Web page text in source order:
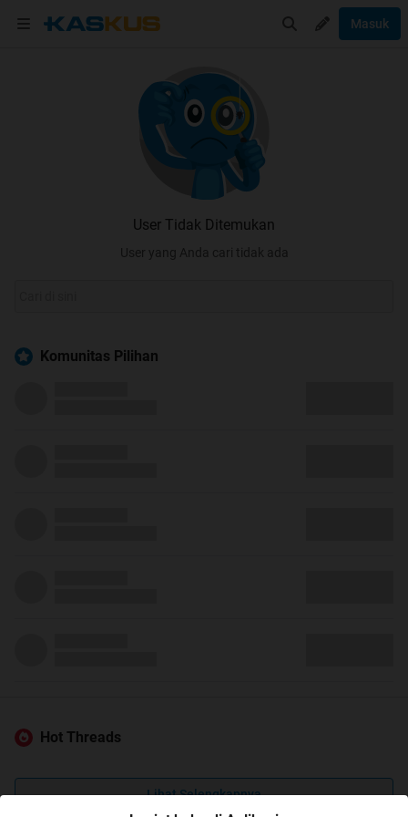
Masuk
User Tidak Ditemukan
User yang Anda cari tidak ada
Komunitas Pilihan
Hot Threads
Lihat Selengkapnya